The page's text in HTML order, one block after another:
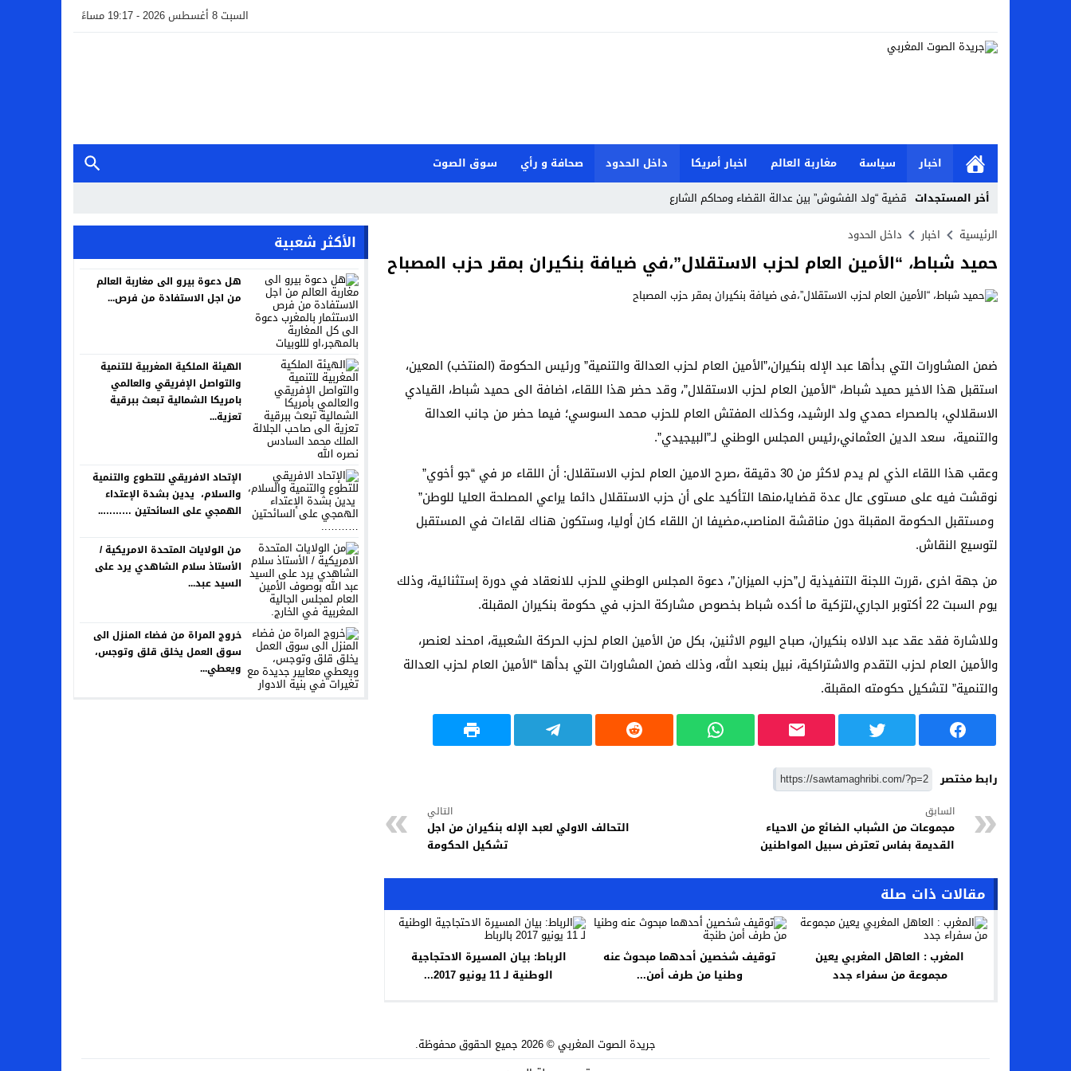
السبت 8 أغسطس 2026 - 19:17 مساءً
اخبار سياسة مغاربة العالم اخبار أمريكا داخل الحدود صحافة و رأي
سوق الصوت
أخر المستجدات قضية “ولد الفشوش” بين عدالة القضاء ومحاكم الشارع
جمعية اوراش الشباب المتطوع تعقد مؤتمرها العادي
نيويورك -مقر الاامم المتحدة/ لقاء خاص بمناسبة اليوم العالمي للادز بمقر الامم المتحدة
المغرب …استئنافية تطوان تبرئ الزميل ياسر الحضري بعد شكاية كيدية من إحدى فرق الحضرة الشفشاونية
الصليب الاحمر والنظام الصحي في غزةأ
تحرش وابتزاز يطال موظفة في وزارة المالية بالدار البيضاء، ومنظمة حقوقية تدخل على الخط لمؤازرتها
فلوريدا / الولايات المتحدة الامريكية: تنفيد حكم الإعدام الخامس في 2023
الاتحاد المغربي لجمعيات الاوراش ينتخب مكتبه التنفيذي الجديد
محل تجاري عربي إسلامي ببوسطن يستحق التشجيع
المغرب… إقصاء مراسل صحفي بأزيلال من مهرجان فنون الأطلس بسبب تدوينة
الرئيسية اخبار داخل الحدود
حميد شباط، “الأمين العام لحزب الاستقلال”،في ضيافة بنكيران بمقر حزب المصباح
ضمن المشاورات التي بدأها عبد الإله بنكيران،”الأمين العام لحزب العدالة والتنمية” ورئيس الحكومة (المنتخب) المعين،
استقبل هذا الاخير حميد شباط، “الأمين العام لحزب الاستقلال”، وقد حضر هذا اللقاء، اضافة الى حميد شباط، القيادي
الاسقلالي، بالصحراء حمدي ولد الرشيد، وكذلك المفتش العام للحزب محمد السوسي؛ فيما حضر من جانب العدالة
والتنمية، سعد الدين العثماني،رئيس المجلس الوطني لـ”البيجيدي”.
وعقب هذا اللقاء الذي لم يدم لاكثر من 30 دقيقة ،صرح الامين العام لحزب الاستقلال: أن اللقاء مر في “جو أخوي”
نوقشت فيه على مستوى عال عدة قضايا،منها التأكيد على أن حزب الاستقلال دائما يراعي المصلحة العليا للوطن”
ومستقبل الحكومة المقبلة دون مناقشة المناصب،مضيفا ان اللقاء كان أوليا، وستكون هناك لقاءات في المستقبل
لتوسيع النقاش.
من جهة اخرى ،قررت اللجنة التنفيذية ل”حزب الميزان”، دعوة المجلس الوطني للحزب للانعقاد في دورة إستثنائية، وذلك
يوم السبت 22 أكتوبر الجاري،لتزكية ما أكده شباط بخصوص مشاركة الحزب في حكومة بنكيران المقبلة.
وللاشارة فقد عقد عبد الالاه بنكيران، صباح اليوم الاثنين، بكل من الأمين العام لحزب الحركة الشعبية، امحند لعنصر،
والأمين العام لحزب التقدم والاشتراكية، نبيل بنعبد الله، وذلك ضمن المشاورات التي بدأها “الأمين العام لحزب العدالة
والتنمية” لتشكيل حكومته المقبلة.
رابط مختصر
السابق
مجموعات من الشباب الضائع من الاحياء
القديمة بفاس تعترض سبيل المواطنين
التالي
التحالف الاولي لعبد الإله بنكيران من اجل
تشكيل الحكومة
مقالات ذات صلة
المغرب : العاهل المغربي يعين
مجموعة من سفراء جدد
توقيف شخصين أحدهما مبحوث عنه
وطنيا من طرف أمن...
الرباط: بيان المسيرة الاحتجاجية
الوطنية لـ 11 يونيو 2017...
الأكثر شعبية
هل دعوة بيرو الى مغاربة العالم
من اجل الاستفادة من فرص...
الهيئة الملكية المغربية للتنمية
والتواصل الإفريقي والعالمي
بامريكا الشمالية تبعث ببرقية
تعزية...
الإتحاد الافريقي للتطوع والتنمية
والسلام، يدين بشدة الإعتداء
الهمجي على السائحتين ………..
من الولايات المتحدة الامريكية /
الأستاذ سلام الشاهدي يرد على
السيد عبد...
خروج المراة من فضاء المنزل الى
سوق العمل يخلق قلق وتوجس،
ويعطي...
جريدة الصوت المغربي© 2026 جميع الحقوق محفوظة.